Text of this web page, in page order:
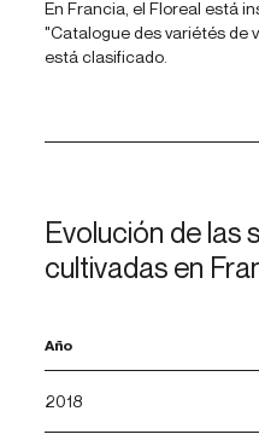
En Francia, el Floreal está
"Catalogue des variétés de
está clasificado.
Evolución de las
cultivadas en
Año
2018